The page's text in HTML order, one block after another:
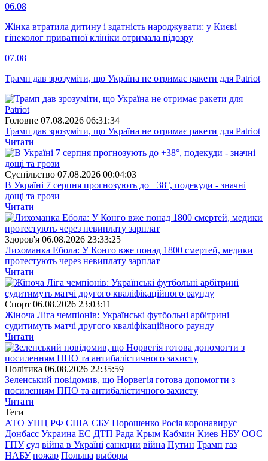
06.08
Жінка втратила дитину і здатність народжувати: у Києві
гінеколог приватної клініки отримала підозру
07.08
Трамп дав зрозуміти, що Україна не отримає ракети для Patriot
Головне 07.08.2026 06:31:34
Трамп дав зрозуміти, що Україна не отримає ракети для Patriot
Читати
Суспiльство 07.08.2026 00:04:03
В Україні 7 серпня прогнозують до +38°, подекуди - значні
дощі та грози
Читати
Здоров'я 06.08.2026 23:33:25
Лихоманка Ебола: У Конго вже понад 1800 смертей, медики
протестують через невиплату зарплат
Читати
Спорт 06.08.2026 23:03:11
Жіноча Ліга чемпіонів: Українські футбольні арбітрині
судитимуть матчі другого кваліфікаційного раунду
Читати
Полiтика 06.08.2026 22:35:59
Зеленський повідомив, що Норвегія готова допомогти з
посиленням ППО та антибалістичного захисту
Читати
Теги
АТО УПЦ РФ США СБУ Порошенко Росія коронавирус
Донбасс Украина ЕС ДТП Рада Крым Кабмин Киев НБУ ООС
ГПУ суд війна в Україні санкции війна Путин Трамп газ
НАБУ пожар Польша выборы